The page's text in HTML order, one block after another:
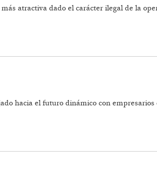
atractiva dado el carácter ilegal de la
hacia el futuro dinámico con empresarios